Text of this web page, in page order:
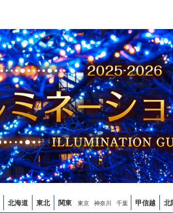
北海道 東北 関東 東京 神奈川 千葉 甲信越 北